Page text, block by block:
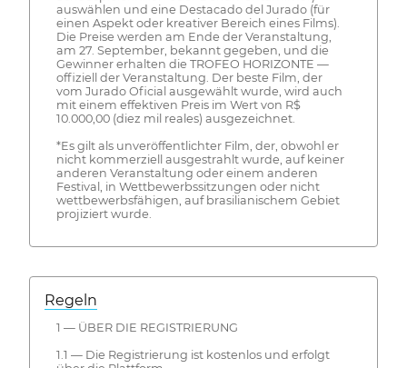
auswählen und eine Destacado del Jurado (für
einen Aspekt oder kreativer Bereich eines Films).
Die Preise werden am Ende der Veranstaltung,
am 27. September, bekannt gegeben, und die
Gewinner erhalten die TROFEO HORIZONTE —
offiziell der Veranstaltung. Der beste Film, der
vom Jurado Oficial ausgewählt wurde, wird auch
mit einem effektiven Preis im Wert von R$
10.000,00 (diez mil reales) ausgezeichnet.
*Es gilt als unveröffentlichter Film, der, obwohl er
nicht kommerziell ausgestrahlt wurde, auf keiner
anderen Veranstaltung oder einem anderen
Festival, in Wettbewerbssitzungen oder nicht
wettbewerbsfähigen, auf brasilianischem Gebiet
projiziert wurde.
Regeln
1 — ÜBER DIE REGISTRIERUNG
1.1 — Die Registrierung ist kostenlos und erfolgt